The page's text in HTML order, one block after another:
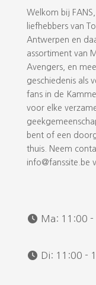
Welkom bij
liefhebbers van
Antwerpen en
assortiment van
Avengers, en
geschiedenis als
fans in de
voor elke
bent of een
thuis. Neem
info@fanssite.be
Ma: 11:00 -
Di: 11:00 -